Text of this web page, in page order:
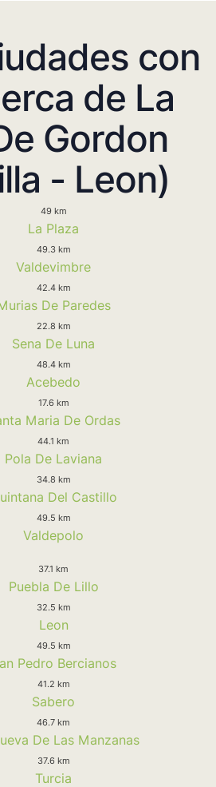
con
de La
Gordon
- Leon)
49 km
La Plaza
49.3 km
Valdevimbre
42.4 km
De Paredes
22.8 km
Sena De Luna
48.4 km
Acebedo
17.6 km
Maria De Ordas
44.1 km
Pola De Laviana
34.8 km
Del Castillo
49.5 km
Valdepolo
37.1 km
Puebla De Lillo
32.5 km
Leon
49.5 km
Pedro Bercianos
41.2 km
Sabero
46.7 km
De Las Manzanas
37.6 km
Turcia